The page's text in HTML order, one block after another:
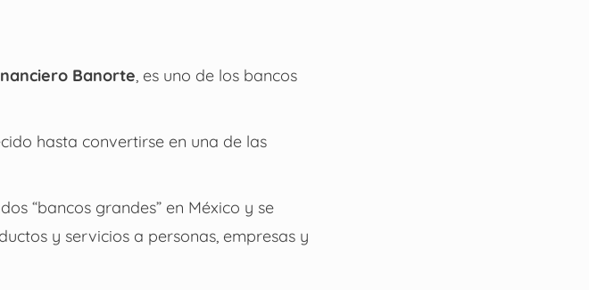
Banorte , es uno de los bancos
hasta convertirse en una de las
“bancos grandes” en México y se
y servicios a personas, empresas y